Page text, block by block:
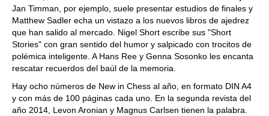
Jan Timman, por ejemplo, suele presentar estudios de finales y
Matthew Sadler echa un vistazo a los nuevos libros de ajedrez
que han salido al mercado. Nigel Short escribe sus "Short
Stories" con gran sentido del humor y salpicado con trocitos de
polémica inteligente. A Hans Ree y Genna Sosonko les encanta
rescatar recuerdos del baúl de la memoria.
Hay ocho números de New in Chess al año, en formato DIN A4
y con más de 100 páginas cada uno. En la segunda revista del
año 2014, Levon Aronian y Magnus Carlsen tienen la palabra.